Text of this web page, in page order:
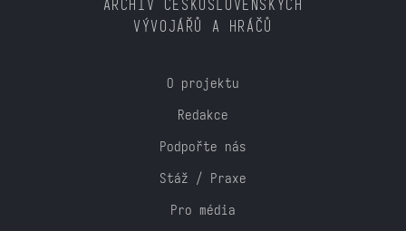
ARCHIV ČESKOSLOVENSKÝCH
VÝVOJÁŘŮ A HRÁČŮ
O projektu
Redakce
Podpořte nás
Stáž / Praxe
Pro média